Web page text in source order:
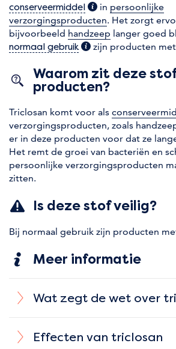
conserveermiddel (extra informatie)
in persoonlijke
verzorgingsproducten. Het zorgt
bijvoorbeeld handzeep langer goed
normaal gebruik(extra informatie)
zijn producten
Waarom zit deze
producten?
Triclosan komt voor als
verzorgingsproducten, zoals
er in deze producten voor dat ze
Het remt de groei van bacteriën en
persoonlijke verzorgingsproducten
zitten.
Is deze stof veilig?
Bij normaal gebruik zijn producten
Meer informatie
Wat zegt de wet over
Effecten van triclosan